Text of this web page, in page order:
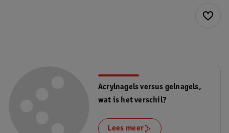
Acrylnagels versus gelnagels,
wat is het verschil?
Lees meer